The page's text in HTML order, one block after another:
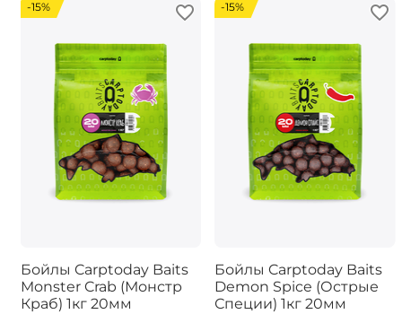
-15%
Бойлы Carptoday Baits
Monster Crab (Монстр
Краб) 1кг 20мм
-15%
Бойлы Carptoday Baits
Demon Spice (Острые
Специи) 1кг 20мм